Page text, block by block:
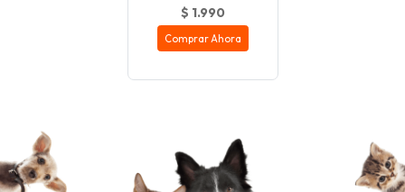
$ 1.990
Comprar Ahora